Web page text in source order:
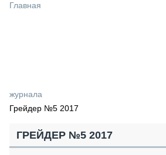
СПЕЦПРОЕКТЫ
СТАТЬИ ПО КАТЕГОРИЯМ ТЕХНИКИ
Главная
журнала
Грейдер №5 2017
ГРЕЙДЕР №5 2017